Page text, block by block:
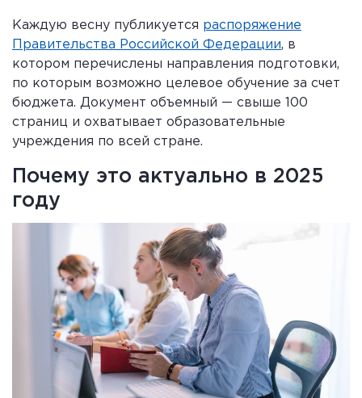
Каждую весну публикуется распоряжение
Правительства Российской Федерации, в
котором перечислены направления подготовки,
по которым возможно целевое обучение за счет
бюджета. Документ объемный — свыше 100
страниц и охватывает образовательные
учреждения по всей стране.
Почему это актуально в 2025
году